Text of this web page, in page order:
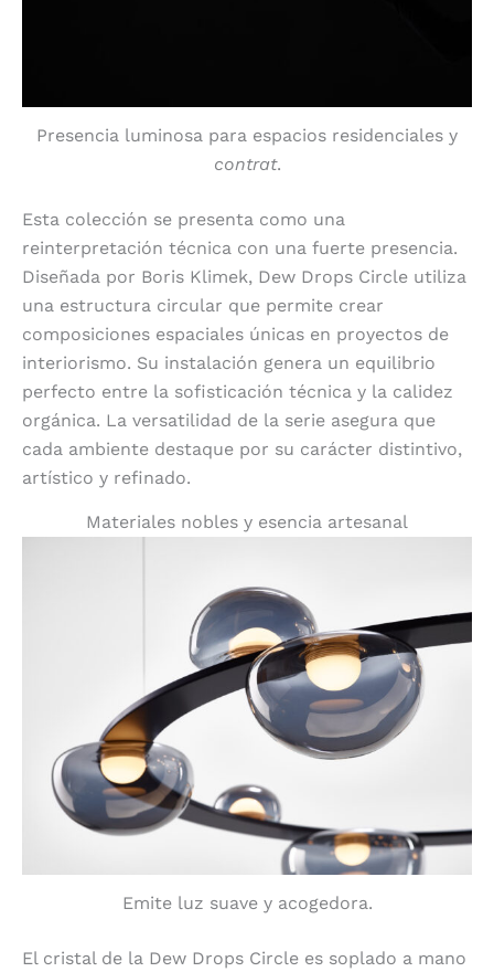
Presencia luminosa para espacios residenciales y
contrat.
Esta colección se presenta como una
reinterpretación técnica con una fuerte presencia.
Diseñada por Boris Klimek, Dew Drops Circle utiliza
una estructura circular que permite crear
composiciones espaciales únicas en proyectos de
interiorismo. Su instalación genera un equilibrio
perfecto entre la sofisticación técnica y la calidez
orgánica. La versatilidad de la serie asegura que
cada ambiente destaque por su carácter distintivo,
artístico y refinado.
Materiales nobles y esencia artesanal
Emite luz suave y acogedora.
El cristal de la Dew Drops Circle es soplado a mano